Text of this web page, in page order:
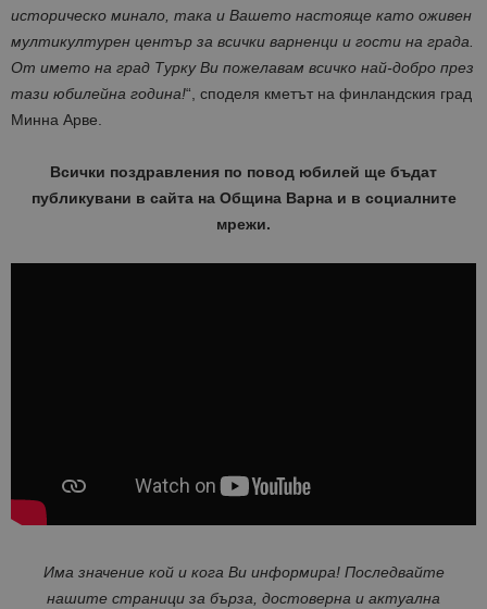
историческо минало, така и Вашето настояще като оживен
мултикултурен център за всички варненци и гости на града.
От името на град Турку Ви пожелавам всичко най-добро през
тази юбилейна година!“, споделя кметът на финландския град
Минна Арве.
Всички поздравления по повод юбилей ще бъдат
публикувани в сайта на Община Варна и в социалните
мрежи.
Има значение кой и кога Ви информира! Последвайте
нашите страници за бърза, достоверна и актуална